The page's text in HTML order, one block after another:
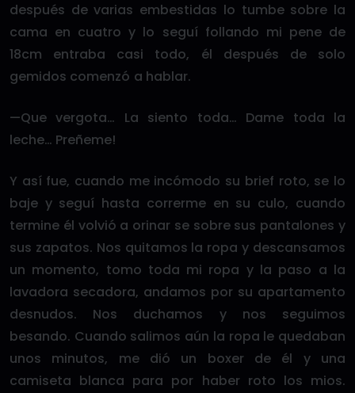
después de varias embestidas lo tumbe sobre la
cama en cuatro y lo seguí follando mi pene de
18cm entraba casi todo, él después de solo
gemidos comenzó a hablar.
—Que vergota… La siento toda… Dame toda la
leche… Preñeme!
Y así fue, cuando me incómodo su brief roto, se lo
baje y seguí hasta correrme en su culo, cuando
termine él volvió a orinar se sobre sus pantalones y
sus zapatos. Nos quitamos la ropa y descansamos
un momento, tomo toda mi ropa y la paso a la
lavadora secadora, andamos por su apartamento
desnudos. Nos duchamos y nos seguimos
besando. Cuando salimos aún la ropa le quedaban
unos minutos, me dió un boxer de él y una
camiseta blanca para por haber roto los mios.